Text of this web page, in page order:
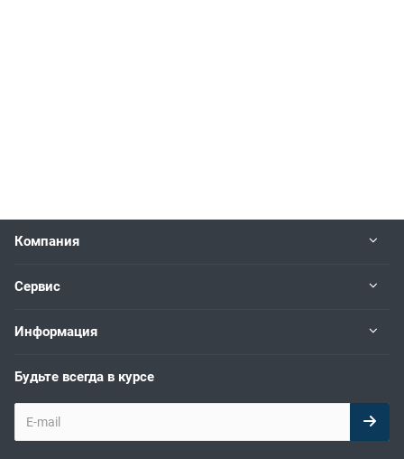
Компания
Сервис
Информация
Будьте всегда в курсе